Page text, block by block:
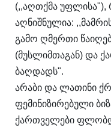
(,,აღთქმა უფლისა"),
აღნიშნულია:
გამო ღმერთი
(მუსლიმთაგან) და
ბაღდადს".
არაბი და ლათინი
ფემინიზირებული
ქართველები